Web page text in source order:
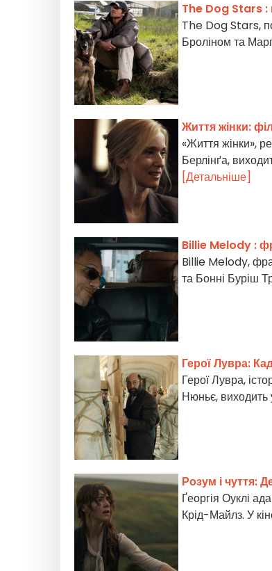
The Dog Stars :
The Dog Stars,
Броліном та
Життя жінки:
«Життя жінки»,
Берлінґа,
[Детальніше]
Billie Melody :
Billie Melody,
та Бонні Буріш
Герої Лувра:
Герої Лувра,
Нюньє, виходить
Розум і чуття:
Ґеоргія Оуклі
Крід-Майлз. У